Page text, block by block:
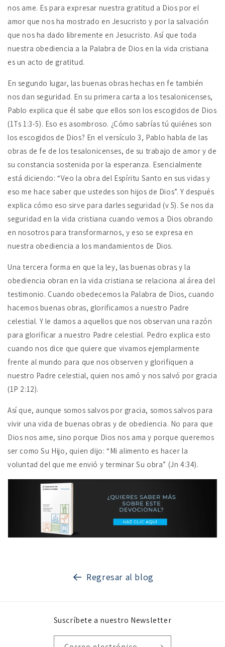
nos ame. Es para expresar nuestra gratitud a Dios por el
amor que nos ha mostrado en Jesucristo y por la salvación
que nos ha dado libremente en Jesucristo. Así que toda
nuestra obediencia a la Palabra de Dios en la vida cristiana
es un acto de gratitud.
En segundo lugar, las buenas obras hechas en fe también
nos dan seguridad. En su primera carta a los tesalonicenses,
Pablo explica que él sabe que ellos son los escogidos de Dios
(1Ts 1:3-5). Eso es asombroso. ¿Cómo sabrías tú quiénes son
los escogidos de Dios? En el versículo 3, Pablo habla de las
obras de fe de los tesalonicenses, de su trabajo de amor y de
su constancia sostenida por la esperanza. Esencialmente
está diciendo: “Veo la obra del Espíritu Santo en sus vidas y
eso me hace saber que ustedes son hijos de Dios”. Y después
explica cómo eso sirve para darles seguridad (v 5). Se nos da
seguridad en la vida cristiana cuando vemos a Dios obrando
en nosotros para transformarnos, y eso se expresa en
nuestra obediencia a los mandamientos de Dios.
Una tercera forma en que la ley, las buenas obras y la
obediencia obran en la vida cristiana se relaciona al área del
testimonio. Cuando obedecemos la Palabra de Dios, cuando
hacemos buenas obras, glorificamos a nuestro Padre
celestial. Y le damos a aquellos que nos observan una razón
para glorificar a nuestro Padre celestial. Pedro explica esto
cuando nos dice que quiere que vivamos ejemplarmente
frente al mundo para que nos observen y glorifiquen a
nuestro Padre celestial, quien nos amó y nos salvó por gracia
(1P 2:12).
Así que, aunque somos salvos por gracia, somos salvos para
vivir una vida de buenas obras y de obediencia. No para que
Dios nos ame, sino porque Dios nos ama y porque queremos
ser como Su Hijo, quien dijo: “Mi alimento es hacer la
voluntad del que me envió y terminar Su obra” (Jn 4:34).
Regresar al blog
Suscríbete a nuestro Newsletter